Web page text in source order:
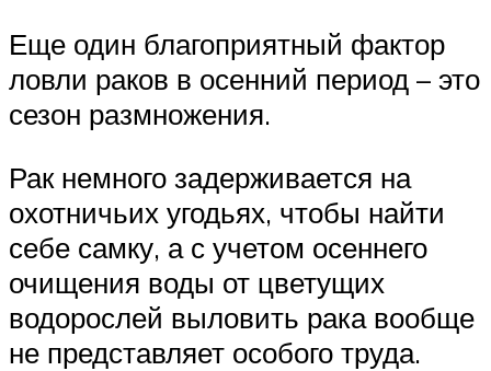
Еще один благоприятный фактор
ловли раков в осенний период – это
сезон размножения.
Рак немного задерживается на
охотничьих угодьях, чтобы найти
себе самку, а с учетом осеннего
очищения воды от цветущих
водорослей выловить рака вообще
не представляет особого труда.